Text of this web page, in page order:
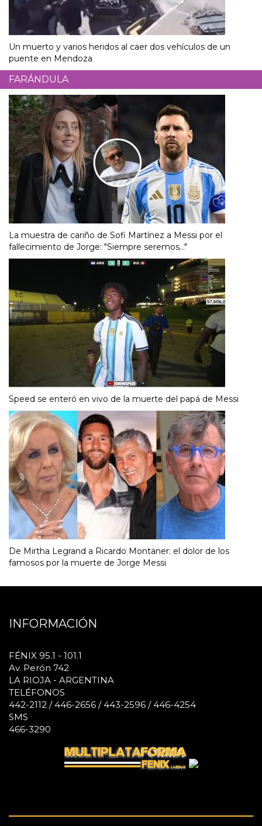
Un muerto y varios heridos al caer dos vehículos de un
puente en Mendoza
FARÁNDULA
La muestra de cariño de Sofi Martínez a Messi por el
fallecimiento de Jorge: "Siempre seremos..."
Speed se enteró en vivo de la muerte del papá de Messi
De Mirtha Legrand a Ricardo Montaner: el dolor de los
famosos por la muerte de Jorge Messi
INFORMACIÓN
FÉNIX 95.1 - 101.1
Av. Perón 742
LA RIOJA - ARGENTINA
TELÉFONOS
442-2112 / 446-2656 / 443-2596 / 446-4254
SMS
466-3290